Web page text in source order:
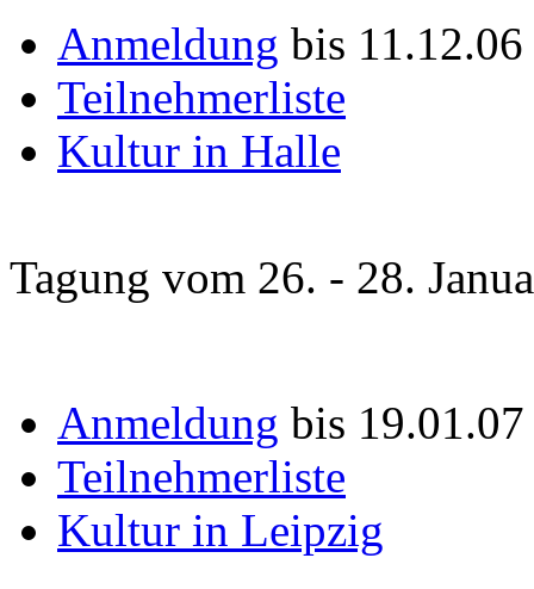
Anmeldung bis
Teilnehmerliste
Kultur in Halle
Tagung vom 26. - 28.
Anmeldung bis
Teilnehmerliste
Kultur in Leipzig